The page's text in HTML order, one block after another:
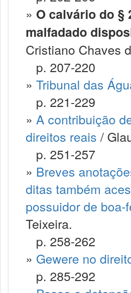
» O calvário do §
malfadado
Cristiano Chaves
p. 207-220
» Tribunal das
p. 221-229
» A contribuição
direitos reais /
p. 251-257
» Breves
ditas também
possuidor de
Teixeira.
p. 258-262
» Gewere no
p. 285-292